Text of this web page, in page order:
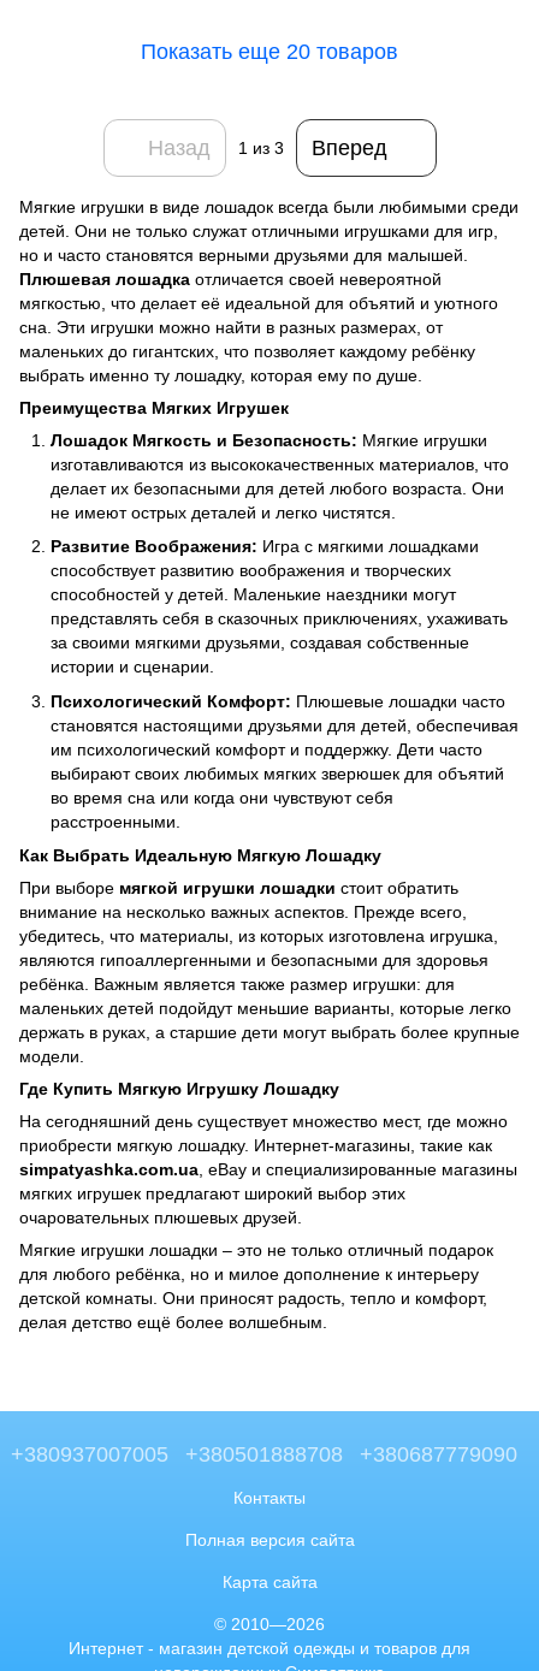
Показать еще 20 товаров
Назад 1 из 3 Вперед
Мягкие игрушки в виде лошадок всегда были любимыми среди
детей. Они не только служат отличными игрушками для игр,
но и часто становятся верными друзьями для малышей.
Плюшевая лошадка отличается своей невероятной
мягкостью, что делает её идеальной для объятий и уютного
сна. Эти игрушки можно найти в разных размерах, от
маленьких до гигантских, что позволяет каждому ребёнку
выбрать именно ту лошадку, которая ему по душе.
Преимущества Мягких Игрушек
Лошадок Мягкость и Безопасность: Мягкие игрушки
изготавливаются из высококачественных материалов, что
делает их безопасными для детей любого возраста. Они
не имеют острых деталей и легко чистятся.
Развитие Воображения: Игра с мягкими лошадками
способствует развитию воображения и творческих
способностей у детей. Маленькие наездники могут
представлять себя в сказочных приключениях, ухаживать
за своими мягкими друзьями, создавая собственные
истории и сценарии.
Психологический Комфорт: Плюшевые лошадки часто
становятся настоящими друзьями для детей, обеспечивая
им психологический комфорт и поддержку. Дети часто
выбирают своих любимых мягких зверюшек для объятий
во время сна или когда они чувствуют себя
расстроенными.
Как Выбрать Идеальную Мягкую Лошадку
При выборе мягкой игрушки лошадки стоит обратить
внимание на несколько важных аспектов. Прежде всего,
убедитесь, что материалы, из которых изготовлена игрушка,
являются гипоаллергенными и безопасными для здоровья
ребёнка. Важным является также размер игрушки: для
маленьких детей подойдут меньшие варианты, которые легко
держать в руках, а старшие дети могут выбрать более крупные
модели.
Где Купить Мягкую Игрушку Лошадку
На сегодняшний день существует множество мест, где можно
приобрести мягкую лошадку. Интернет-магазины, такие как
simpatyashka.com.ua , eBay и специализированные магазины
мягких игрушек предлагают широкий выбор этих
очаровательных плюшевых друзей.
Мягкие игрушки лошадки – это не только отличный подарок
для любого ребёнка, но и милое дополнение к интерьеру
детской комнаты. Они приносят радость, тепло и комфорт,
делая детство ещё более волшебным.
+380937007005 +380501888708 +380687779090
Контакты
Полная версия сайта
Карта сайта
© 2010—2026
Интернет - магазин детской одежды и товаров для